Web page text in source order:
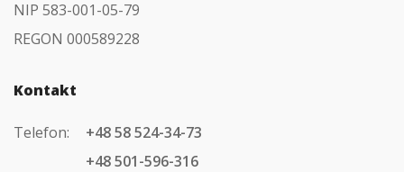
NIP 583-001-05-79
REGON 000589228
Kontakt
Telefon:
+48 58 524-34-73
+48 501-596-316